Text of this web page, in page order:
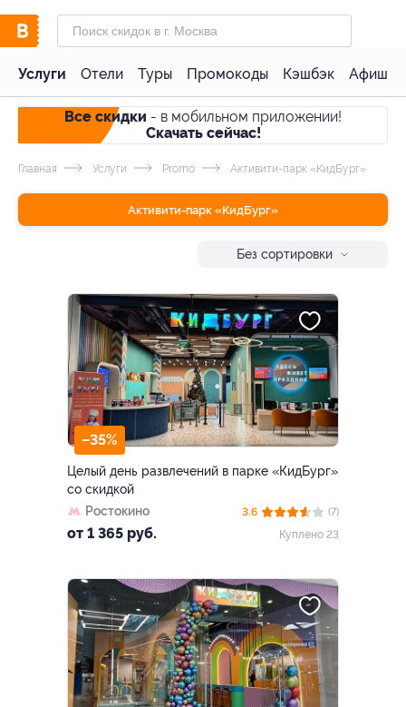
Услуги Отели Туры Промокоды Кэшбэк Афиша
Все скидки - в мобильном приложении!
Скачать сейчас!
Главная Услуги Promo Активити-парк «КидБург»
Активити-парк «КидБург»
Без сортировки
–35%
Целый день развлечений в парке «КидБург»
со скидкой
Ростокино
от 1 365 руб.
3.6
(7)
Куплено 23